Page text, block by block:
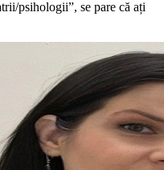
psihologii”, se pare că ați